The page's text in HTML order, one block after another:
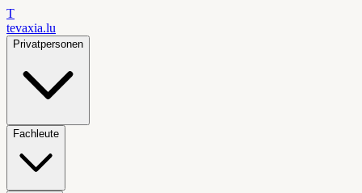
T
tevaxia.lu
Privatpersonen
Fachleute